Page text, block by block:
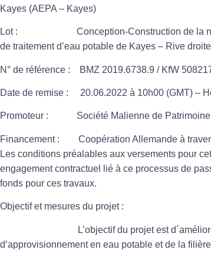
Kayes (AEPA – Kayes)
Lot : Conception-Construction de la
de traitement d’eau potable de Kayes – Rive droite
N° de référence : BMZ 2019.6738.9 / KfW
Date de remise : 20.06.2022 à 10h00 (GMT) –
Promoteur : Société Malienne de Patrimoine
Financement : Coopération Allemande à
Les conditions préalables aux versements pour
engagement contractuel lié à ce processus de
fonds pour ces travaux.
Objectif et mesures du projet :
L’objectif du projet est d´améliorer de
d’approvisionnement en eau potable et de la